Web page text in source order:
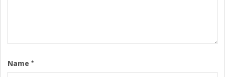
Name *